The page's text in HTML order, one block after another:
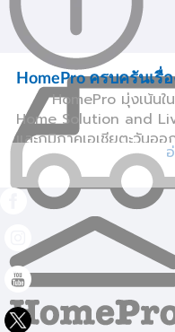
HomePro ครบครันเรื่
HomePro มุ่งเน้นใ
Home Solution and
และภูมิภาคเอเชียตะวันอ
ศูนย์รวมของใช้ภายในบ้า
บ้าน และ เครื่องใช้ไฟฟ้า
อาคารบ้านเรือน ไม่ว่าจ
ซ่อมแซม ปรับปรุง ทำคว
และที่พักอาศัยให้กับคุณแ
Shopping Home
หลายช่องทางการชำระ